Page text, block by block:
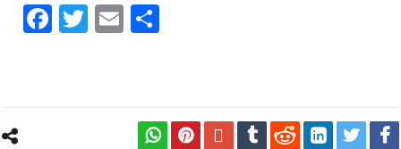
Facebook
Twitter
Email